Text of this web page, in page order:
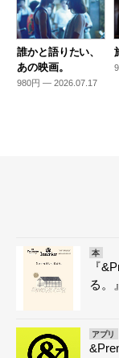
誰かと語りたい、
あの映画。
980円 — 2026.07.17
本
『
る。
アプリ